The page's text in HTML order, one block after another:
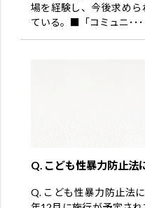
場を経験し、今後求め
ている。■「コミュニ･･･
Q. こども性暴力防止法
Q. こども性暴力防止法